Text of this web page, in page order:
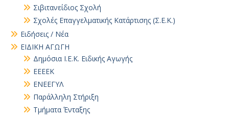
Σιβιτανείδιος Σχολή
Σχολές Επαγγελματικής Κατάρτισης (Σ.Ε.Κ.)
Ειδήσεις / Νέα
ΕΙΔΙΚΗ ΑΓΩΓΗ
Δημόσια Ι.Ε.Κ. Ειδικής Αγωγής
ΕΕΕΕΚ
ΕΝΕΕΓΥΛ
Παράλληλη Στήριξη
Τμήματα Ένταξης